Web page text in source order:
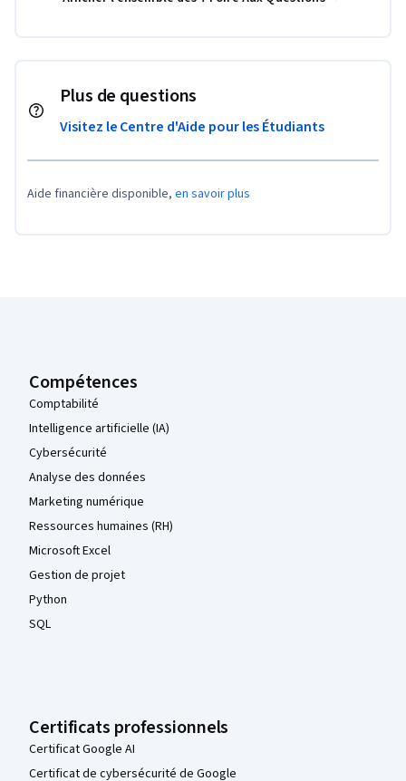
Plus de questions
Visitez le Centre d'Aide pour les Étudiants
Aide financière disponible, en savoir plus
Compétences
Comptabilité
Intelligence artificielle (IA)
Cybersécurité
Analyse des données
Marketing numérique
Ressources humaines (RH)
Microsoft Excel
Gestion de projet
Python
SQL
Certificats professionnels
Certificat Google AI
Certificat de cybersécurité de Google